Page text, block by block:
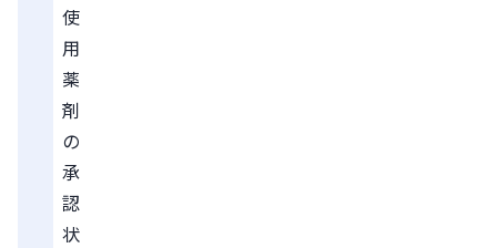
使
用
薬
剤
の
承
認
状